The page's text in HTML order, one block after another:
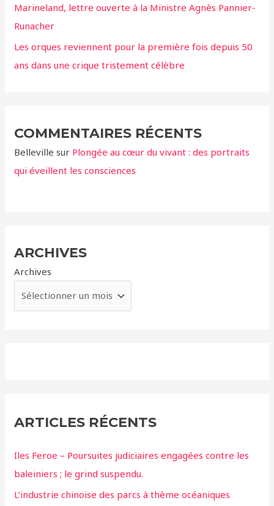
Marineland, lettre ouverte à la Ministre Agnès Pannier-
Runacher
Les orques reviennent pour la première fois depuis 50
ans dans une crique tristement célèbre
COMMENTAIRES RÉCENTS
Belleville sur Plongée au cœur du vivant : des portraits
qui éveillent les consciences
ARCHIVES
Archives
ARTICLES RÉCENTS
Iles Feroe – Poursuites judiciaires engagées contre les
baleiniers ; le grind suspendu.
L’industrie chinoise des parcs à thème océaniques